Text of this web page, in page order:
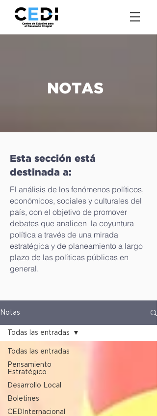
NOTAS
Esta sección está
destinada a:
El análisis de los fenómenos políticos,
económicos, sociales y culturales del
país, con el objetivo de promover
debates que analicen la coyuntura
política a través de una mirada
estratégica y de planeamiento a largo
plazo de las políticas públicas en
general.
Notas
Todas las entradas
Pensamiento
Estratégico
Desarrollo Local
Boletines
CEDInternacional
Todas las entradas